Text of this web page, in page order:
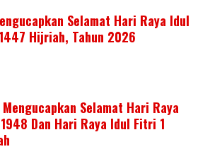
Selamat Hari Raya Idul
Hijriah, Tahun 2026
Selamat Hari Raya
Dan Hari Raya Idul Fitri 1